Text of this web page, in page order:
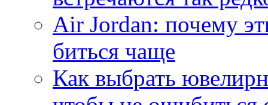
Air Jordan: почему
биться чаще
Как выбрать